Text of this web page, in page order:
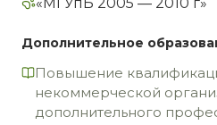
Дополнительное
Повышение
некоммерческой
дополнительного